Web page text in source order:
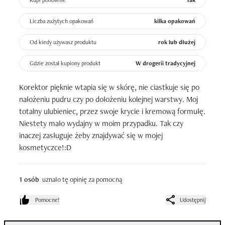
Liczba zużytych opakowań kilka opakowań
Od kiedy używasz produktu rok lub dłużej
Gdzie został kupiony produkt W drogerii tradycyjnej
Korektor pięknie wtapia się w skórę, nie ciastkuje się po
nałożeniu pudru czy po dołożeniu kolejnej warstwy. Moj
totalny ulubieniec, przez swoje krycie i kremową formułę.
Niestety mało wydajny w moim przypadku. Tak czy
inaczej zasługuje żeby znajdywać się w mojej
kosmetyczce!:D
1 osób uznało tę opinię za pomocną
Pomocne! Udostępnij